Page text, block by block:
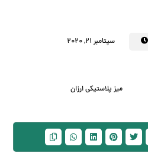
سپتامبر ۲۱, ۲۰۲۰
میز پلاستیکی ارزان